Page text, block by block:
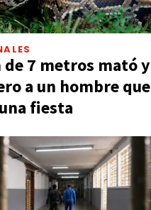
7 metros mató y
a un hombre que
fiesta